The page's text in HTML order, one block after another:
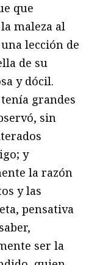
que
maleza al
lección de
de su
y dócil.
grandes
sin
y
la razón
y las
pensativa
ser la